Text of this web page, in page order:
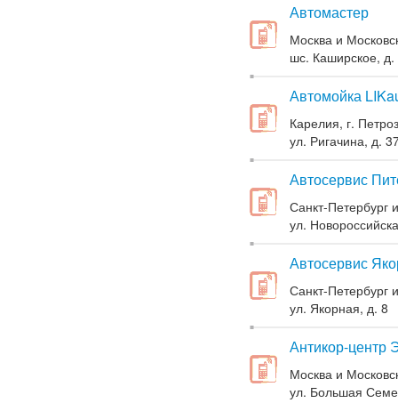
Автомастер
Москва и
шс. Каширское, д.
Автомойка
Карелия, г.
ул. Ригачина, д.
Автосервис
Санкт-Петербург
ул.
Автосервис
Санкт-Петербург
ул. Якорная, д. 8
Антикор-центр
Москва и
ул. Большая